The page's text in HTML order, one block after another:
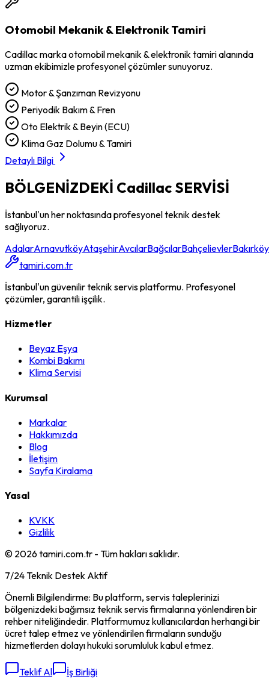
Otomobil Mekanik & Elektronik Tamiri
Cadillacmarkaotomobil mekanik & elektronik tamirialanında
uzman ekibimizle profesyonel çözümler sunuyoruz.
Motor & Şanzıman Revizyonu
Periyodik Bakım & Fren
Oto Elektrik & Beyin (ECU)
Klima Gaz Dolumu & Tamiri
Detaylı Bilgi
BÖLGENİZDEKİ Cadillac SERVİSİ
İstanbul'un her noktasında profesyonel teknik destek
sağlıyoruz.
AdalarArnavutköyAtaşehirAvcılarBağcılarBahçelievlerBakırköy
tamiri.com.tr
İstanbul'un güvenilir teknik servis platformu. Profesyonel
çözümler, garantili işçilik.
Hizmetler
Beyaz Eşya
Kombi Bakımı
Klima Servisi
Kurumsal
Markalar
Hakkımızda
Blog
İletişim
Sayfa Kiralama
Yasal
KVKK
Gizlilik
© 2026tamiri.com.tr - Tüm hakları saklıdır.
7/24 Teknik Destek Aktif
Önemli Bilgilendirme: Bu platform, servis taleplerinizi
bölgenizdeki bağımsız teknik servis firmalarına yönlendiren bir
rehber niteliğindedir. Platformumuz kullanıcılardan herhangi bir
ücret talep etmez ve yönlendirilen firmaların sunduğu
hizmetlerden dolayı hukuki sorumluluk kabul etmez.
Teklif Al İş Birliği